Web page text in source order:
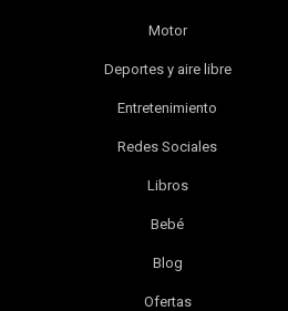
Motor
Deportes y aire libre
Entretenimiento
Redes Sociales
Libros
Bebé
Blog
Ofertas